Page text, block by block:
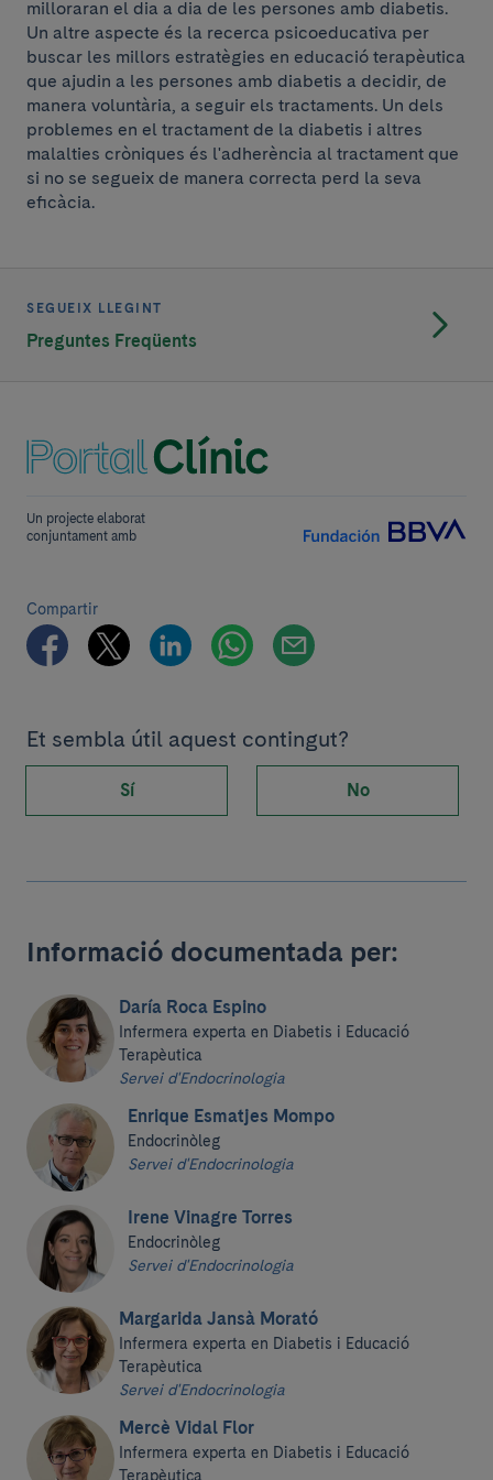
milloraran el dia a dia de les persones amb diabetis.
Un altre aspecte és la recerca psicoeducativa per
buscar les millors estratègies en educació terapèutica
que ajudin a les persones amb diabetis a decidir, de
manera voluntària, a seguir els tractaments. Un dels
problemes en el tractament de la diabetis i altres
malalties cròniques és l'adherència al tractament que
si no se segueix de manera correcta perd la seva
eficàcia.
SEGUEIX LLEGINT
Preguntes Freqüents
Un projecte elaborat
conjuntament amb
Compartir
Et sembla útil aquest contingut?
Sí No
Informació documentada per:
Daría Roca Espino
Infermera experta en Diabetis i Educació
Terapèutica
Servei d'Endocrinologia
Enrique Esmatjes Mompo
Endocrinòleg
Servei d'Endocrinologia
Irene Vinagre Torres
Endocrinòleg
Servei d'Endocrinologia
Margarida Jansà Morató
Infermera experta en Diabetis i Educació
Terapèutica
Servei d'Endocrinologia
Mercè Vidal Flor
Infermera experta en Diabetis i Educació
Terapèutica